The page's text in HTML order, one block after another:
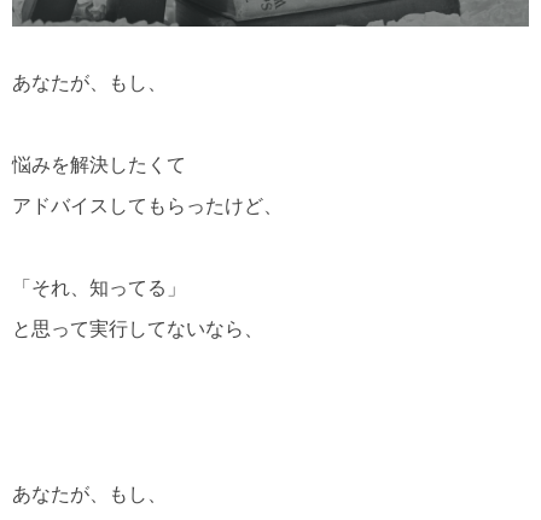
あなたが、もし、
悩みを解決したくて
アドバイスしてもらったけど、
「それ、知ってる」
と思って実行してないなら、
あなたが、もし、